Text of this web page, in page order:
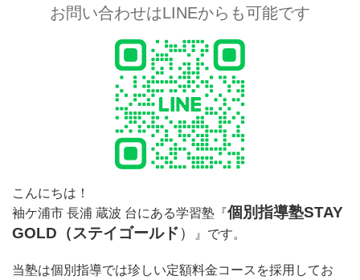
お問い合わせはLINEからも可能です
こんにちは！
袖ケ浦市 長浦 蔵波 台にある学習塾 『個別指導塾STAY
GOLD（ステイゴールド） 』 です。
当塾は個別指導では珍しい定額料金コースを採用してお